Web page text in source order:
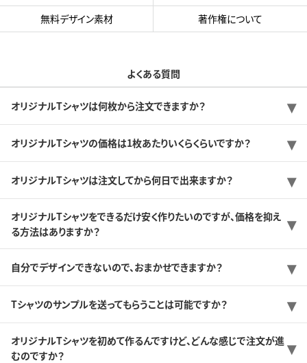
無料デザイン素材
著作権について
よくある質問
オリジナルTシャツは何枚から注文できますか？
オリジナルTシャツの価格は1枚あたりいくらくらいですか？
オリジナルTシャツは注文してから何日で出来ますか？
オリジナルTシャツをできるだけ安く作りたいのですが、価格を抑え
る方法はありますか？
自分でデザインできないので、おまかせできますか？
Tシャツのサンプルを送ってもらうことは可能ですか？
オリジナルTシャツを初めて作るんですけど、どんな感じで注文が進
むのですか？